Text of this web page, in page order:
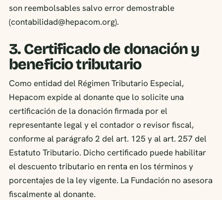
son reembolsables salvo error demostrable
(contabilidad@hepacom.org).
3. Certificado de donación y
beneficio tributario
Como entidad del Régimen Tributario Especial,
Hepacom expide al donante que lo solicite una
certificación de la donación firmada por el
representante legal y el contador o revisor fiscal,
conforme al parágrafo 2 del art. 125 y al art. 257 del
Estatuto Tributario. Dicho certificado puede habilitar
el descuento tributario en renta en los términos y
porcentajes de la ley vigente. La Fundación no asesora
fiscalmente al donante.